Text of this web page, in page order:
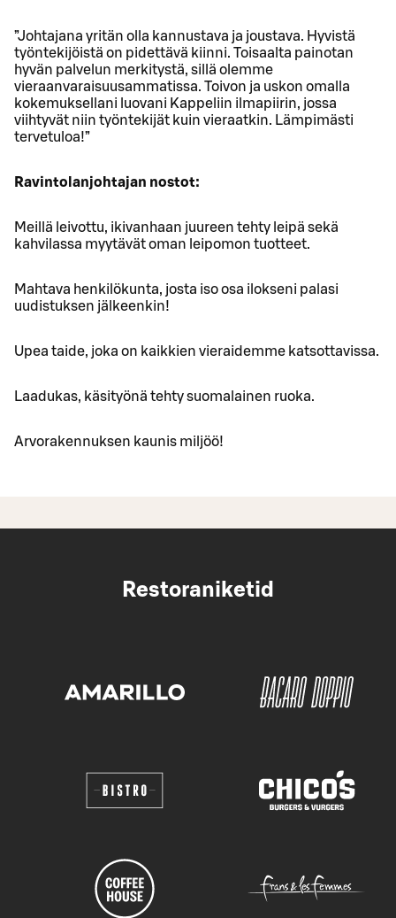
”Johtajana yritän olla kannustava ja joustava. Hyvistä
työntekijöistä on pidettävä kiinni. Toisaalta painotan
hyvän palvelun merkitystä, sillä olemme
vieraanvaraisuusammatissa. Toivon ja uskon omalla
kokemuksellani luovani Kappeliin ilmapiirin, jossa
viihtyvät niin työntekijät kuin vieraatkin. Lämpimästi
tervetuloa!”
Ravintolanjohtajan nostot:
Meillä leivottu, ikivanhaan juureen tehty leipä sekä
kahvilassa myytävät oman leipomon tuotteet.
Mahtava henkilökunta, josta iso osa ilokseni palasi
uudistuksen jälkeenkin!
Upea taide, joka on kaikkien vieraidemme katsottavissa.
Laadukas, käsityönä tehty suomalainen ruoka.
Arvorakennuksen kaunis miljöö!
Restoraniketid